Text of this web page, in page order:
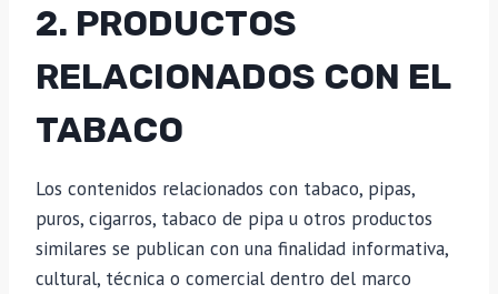
2. PRODUCTOS
RELACIONADOS CON EL
TABACO
Los contenidos relacionados con tabaco, pipas,
puros, cigarros, tabaco de pipa u otros productos
similares se publican con una finalidad informativa,
cultural, técnica o comercial dentro del marco